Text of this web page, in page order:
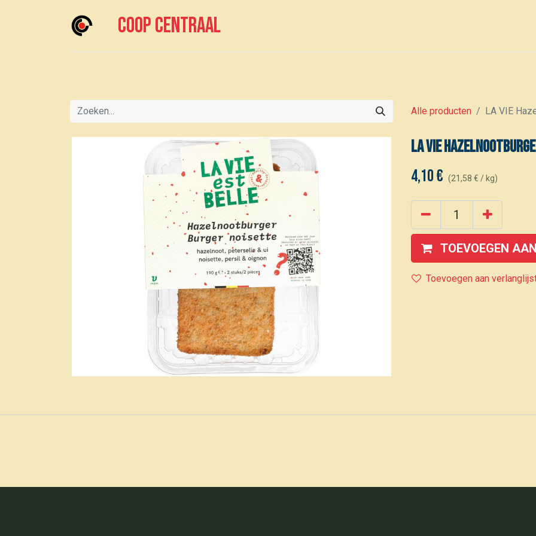
Coop centraal
Alle producten LA VIE
LA VIE
4,10€ (21,58 € / kg)
TOEVOEGEN
Toevoegen aan